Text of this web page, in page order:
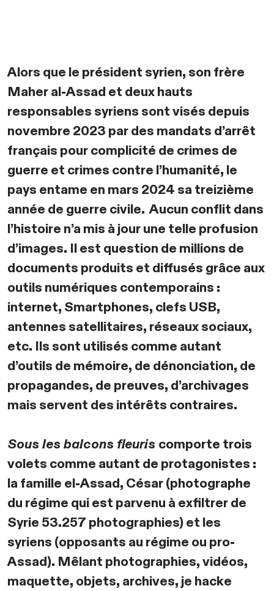
Alors que le président syrien, son frère
Maher al-Assad et deux hauts
responsables syriens sont visés depuis
novembre 2023 par des mandats d’arrêt
français pour complicité de crimes de
guerre et crimes contre l’humanité, le
pays entame en mars 2024 sa treizième
année de guerre civile. Aucun conflit dans
l’histoire n’a mis à jour une telle profusion
d’images. Il est question de millions de
documents produits et diffusés grâce aux
outils numériques contemporains :
internet, Smartphones, clefs USB,
antennes satellitaires, réseaux sociaux,
etc. Ils sont utilisés comme autant
d’outils de mémoire, de dénonciation, de
propagandes, de preuves, d’archivages
mais servent des intérêts contraires.
Sous les balcons fleuris comporte trois
volets comme autant de protagonistes :
la famille el-Assad, César (photographe
du régime qui est parvenu à exfiltrer de
Syrie 53.257 photographies) et les
syriens (opposants au régime ou pro-
Assad). Mêlant photographies, vidéos,
maquette, objets, archives, je hacke